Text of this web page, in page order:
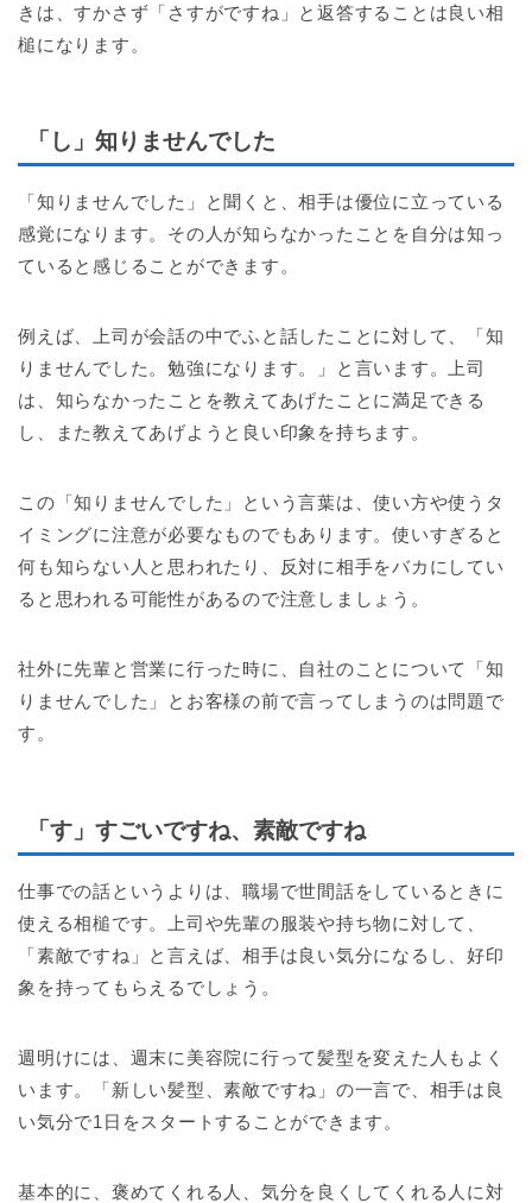
きは、すかさず「さすがですね」と返答することは良い相
槌になります。
「し」知りませんでした
「知りませんでした」と聞くと、相手は優位に立っている
感覚になります。その人が知らなかったことを自分は知っ
ていると感じることができます。
例えば、上司が会話の中でふと話したことに対して、「知
りませんでした。勉強になります。」と言います。上司
は、知らなかったことを教えてあげたことに満足できる
し、また教えてあげようと良い印象を持ちます。
この「知りませんでした」という言葉は、使い方や使うタ
イミングに注意が必要なものでもあります。使いすぎると
何も知らない人と思われたり、反対に相手をバカにしてい
ると思われる可能性があるので注意しましょう。
社外に先輩と営業に行った時に、自社のことについて「知
りませんでした」とお客様の前で言ってしまうのは問題で
す。
「す」すごいですね、素敵ですね
仕事での話というよりは、職場で世間話をしているときに
使える相槌です。上司や先輩の服装や持ち物に対して、
「素敵ですね」と言えば、相手は良い気分になるし、好印
象を持ってもらえるでしょう。
週明けには、週末に美容院に行って髪型を変えた人もよく
います。「新しい髪型、素敵ですね」の一言で、相手は良
い気分で1日をスタートすることができます。
基本的に、褒めてくれる人、気分を良くしてくれる人に対